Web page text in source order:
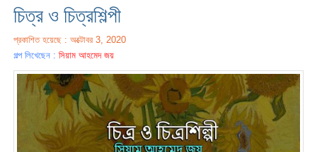
চিত্র ও চিত্রশিল্পী
প্রকাশিত হয়েছে : অক্টোবর 3, 2020
গল্প লিখেছেন :সিয়াম আহমেদ জয়